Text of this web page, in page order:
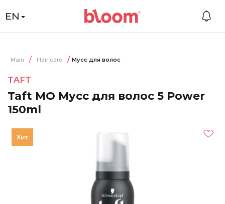
EN
Main Hair care Мусс для волос
TAFT
Taft MO Мусс для волос 5 Power
150ml